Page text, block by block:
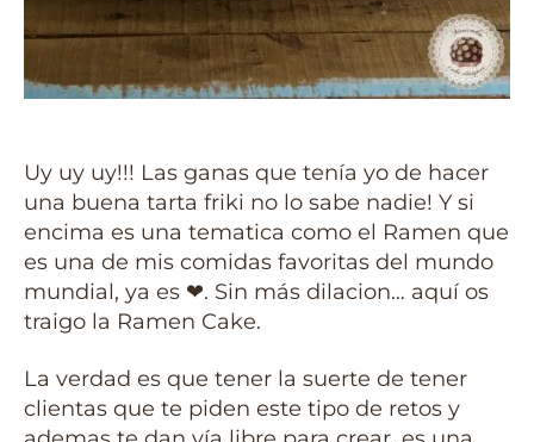
Uy uy uy!!! Las ganas que tenía yo de hacer
una buena tarta friki no lo sabe nadie! Y si
encima es una tematica como el Ramen que
es una de mis comidas favoritas del mundo
mundial, ya es ❤. Sin más dilacion… aquí os
traigo la Ramen Cake.
La verdad es que tener la suerte de tener
clientas que te piden este tipo de retos y